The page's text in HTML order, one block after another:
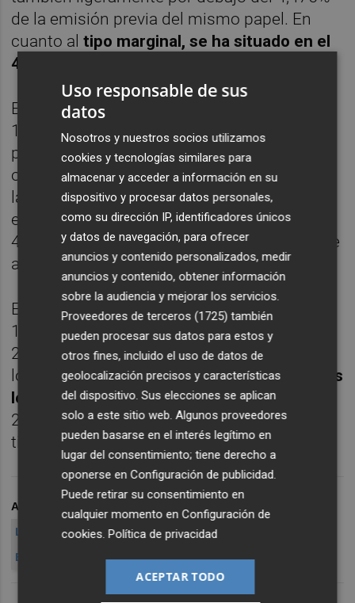
de la emisión previa del mismo papel. En
cuanto altipo marginal, se ha situado en el
4,371%, por debajo del 4,496% previo
En cambio, la rentabilidad media del bono a
10 años, el que marca la evolución de la
prima de riesgo, se ha elevado en esta
ocasión hasta el 4,765%, frente al 4,517% de
la subasta anterior, y el tipo marginal ha
escalado hasta el 4,818%, por encima del
4,536%, el más elevado desde marzo de este
año.
En esta emisión, el Tesoro ha colocado
1.517,27 millones de euros, frente a los
2.787,28 solicitados por los inversores, con
lo que la demanda ha superado en 1,8 veces
lo finalmente adjudicado, por debajo de las
2,5 veces de la emisión previa del mismo
tipo de papel.
ARCHIVADO EN EMISION DEUDA
PAGARÉS
LETRAS
BONOS OBLIGACIONES
BANCO DE ESPAÑA
ESPAÑA
Uso responsable de sus
datos
Nosotros y nuestros socios utilizamos
cookies y tecnologías similares para
almacenar y acceder a información en su
dispositivo y procesar datos personales,
como su dirección IP, identificadores únicos
y datos de navegación, para ofrecer
anuncios y contenido personalizados, medir
anuncios y contenido, obtener información
sobre la audiencia y mejorar los servicios.
Proveedores de terceros (1725) también
pueden procesar sus datos para estos y
otros fines, incluido el uso de datos de
geolocalización precisos y características
del dispositivo. Sus elecciones se aplican
solo a este sitio web. Algunos proveedores
pueden basarse en el interés legítimo en
lugar del consentimiento; tiene derecho a
oponerse enConfiguración de publicidad
Puede retirar su consentimiento en
cualquier momento enConfiguración de
cookies .Política de privacidad
ACEPTAR TODO